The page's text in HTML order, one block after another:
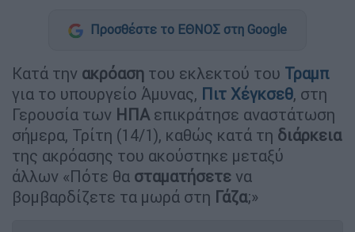
Προσθέστε το ΕΘΝΟΣ στη Google
Κατά την ακρόαση του εκλεκτού του Τραμπ
για το υπουργείο Άμυνας, Πιτ Χέγκσεθ, στη
Γερουσία των ΗΠΑ επικράτησε αναστάτωση
σήμερα, Τρίτη (14/1), καθώς κατά τη διάρκεια
της ακρόασης του ακούστηκε μεταξύ
άλλων «Πότε θα σταματήσετε να
βομβαρδίζετε τα μωρά στη Γάζα;»